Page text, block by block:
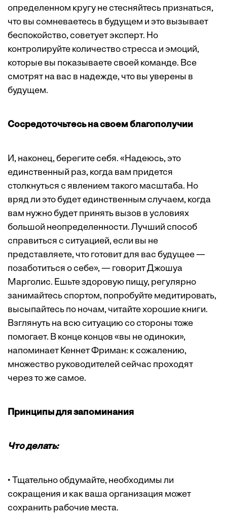
определенном кругу не стесняйтесь признаться,
что вы сомневаетесь в будущем и это вызывает
беспокойство, советует эксперт. Но
контролируйте количество стресса и эмоций,
которые вы показываете своей команде. Все
смотрят на вас в надежде, что вы уверены в
будущем.
Сосредоточьтесь на своем благополучии
И, наконец, берегите себя. «Надеюсь, это
единственный раз, когда вам придется
столкнуться с явлением такого масштаба. Но
вряд ли это будет единственным случаем, когда
вам нужно будет принять вызов в условиях
большой неопределенности. Лучший способ
справиться с ситуацией, если вы не
представляете, что готовит для вас будущее —
позаботиться о себе», — говорит Джошуа
Марголис. Ешьте здоровую пищу, регулярно
занимайтесь спортом, попробуйте медитировать,
высыпайтесь по ночам, читайте хорошие книги.
Взглянуть на всю ситуацию со стороны тоже
помогает. В конце концов «вы не одиноки»,
напоминает Кеннет Фриман: к сожалению,
множество руководителей сейчас проходят
через то же самое.
Принципы для запоминания
Что делать:
• Тщательно обдумайте, необходимы ли
сокращения и как ваша организация может
сохранить рабочие места.